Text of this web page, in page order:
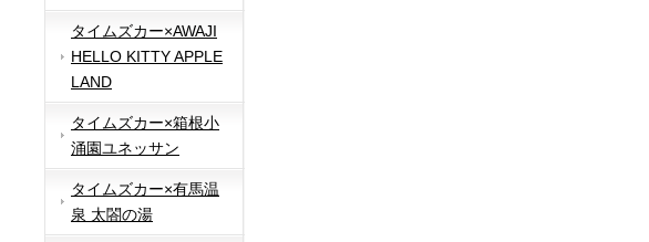
タイムズカー×AWAJI
HELLO KITTY APPLE
LAND
タイムズカー×箱根小
涌園ユネッサン
タイムズカー×有馬温
泉 太閤の湯